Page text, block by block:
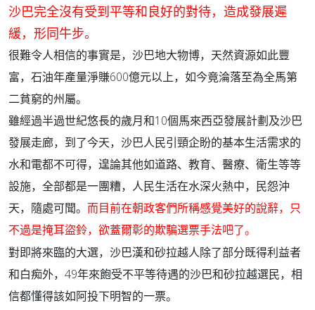
沙巴完全沒有受到平等和良好的對待，造成發展遲
緩，形同牛步。
很難令人相信的事實是，沙巴地大物博，天然資源如此豐
富，石油年產量淨賺600億元以上，如今竟淪落至為全馬第
二貧窮的州屬。
雖經過半過世紀悠長的歲月和10個馬來西亞發展計劃及沙巴
發展走廊，到了今天，沙巴人民引頸企盼的基本生活需求的
水和電都不可得，遑論其他如道路、教育、醫療、衛生等等
設施，全部都是一團糟，人民生活在水深火熱中，民怨沖
天，隨處可聞。 而目前在朝政客們所稱感覺美好的說辭，只
不過是掩耳盜鈴，欲蓋爾彰的欺騙選票手法吧了。
對即將來臨的大選，沙巴漢和砂拉越人除了部分既得利益者
和白痴外，49年來飽受不平等待遇的沙巴和砂拉越選民，相
信都懂得該如阿投下明智的一票。